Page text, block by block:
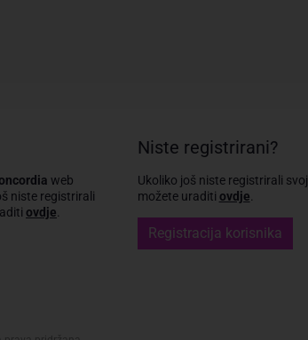
web
niste registrirali
ovdje
Niste registrirani?
Ukoliko još niste registrirali svoj
možete uraditi ovdje
Registracija korisnika